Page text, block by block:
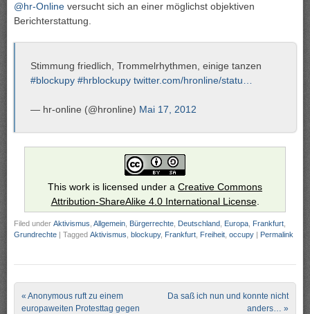
@hr-Online versucht sich an einer möglichst objektiven
Berichterstattung.
Stimmung friedlich, Trommelrhythmen, einige tanzen
#blockupy #hrblockupy twitter.com/hronline/statu…
— hr-online (@hronline) Mai 17, 2012
This work is licensed under a Creative Commons
Attribution-ShareAlike 4.0 International License.
Filed under Aktivismus Allgemein Bürgerrechte Deutschland Europa Frankfurt
Grundrechte | Tagged Aktivismus blockupy, Frankfurt Freiheit occupy | Permalink
Post navigation
« Anonymous ruft zu einem
europaweiten Protesttag gegen
Da saß ich nun und konnte nicht
anders… »